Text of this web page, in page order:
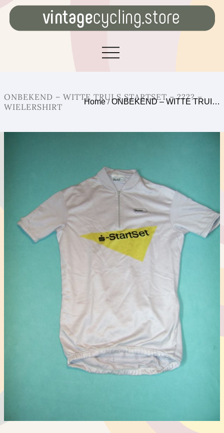
ONBEKEND – WITTE TRUI S STARTSET – ???? –
WIELERSHIRT
Home/ONBEKEND – WITTE TRUI…